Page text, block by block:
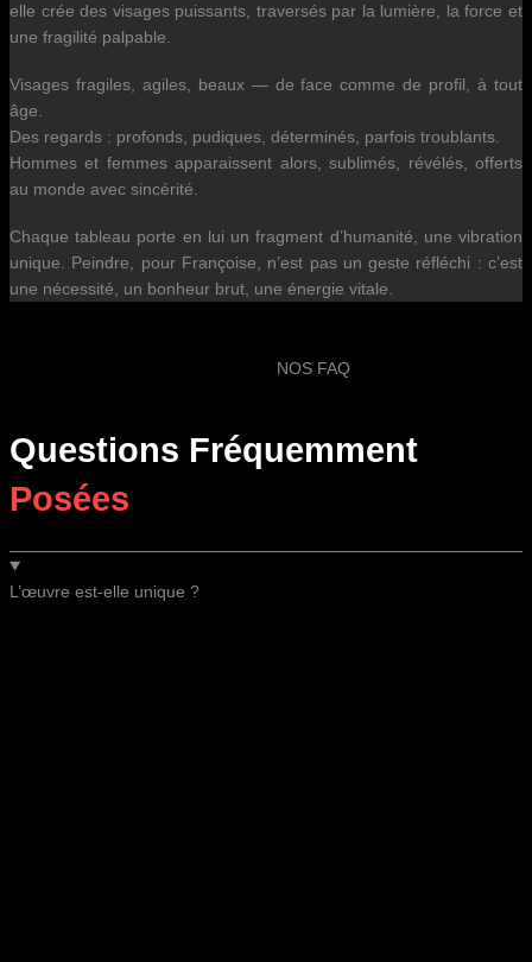
elle crée des visages puissants, traversés par la lumière, la force et
une fragilité palpable.
Visages fragiles, agiles, beaux — de face comme de profil, à tout
âge.
Des regards : profonds, pudiques, déterminés, parfois troublants.
Hommes et femmes apparaissent alors, sublimés, révélés, offerts
au monde avec sincérité.
Chaque tableau porte en lui un fragment d’humanité, une vibration
unique. Peindre, pour Françoise, n’est pas un geste réfléchi : c’est
une nécessité, un bonheur brut, une énergie vitale.
NOS FAQ
Questions Fréquemment
Posées
L’œuvre est-elle unique ?